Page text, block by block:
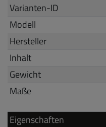
Varianten-ID
Modell
Hersteller
Inhalt
Gewicht
Maße
Eigenschaften